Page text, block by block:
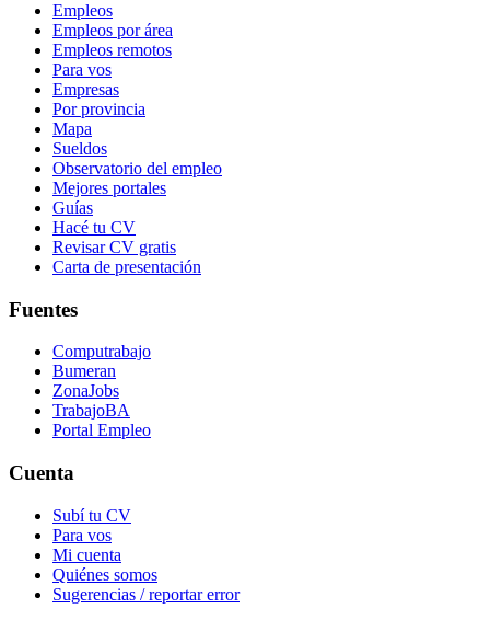
Empleos
Empleos por área
Empleos remotos
Para vos
Empresas
Por provincia
Mapa
Sueldos
Observatorio del empleo
Mejores portales
Guías
Hacé tu CV
Revisar CV gratis
Carta de presentación
Fuentes
Computrabajo
Bumeran
ZonaJobs
TrabajoBA
Portal Empleo
Cuenta
Subí tu CV
Para vos
Mi cuenta
Quiénes somos
Sugerencias / reportar error